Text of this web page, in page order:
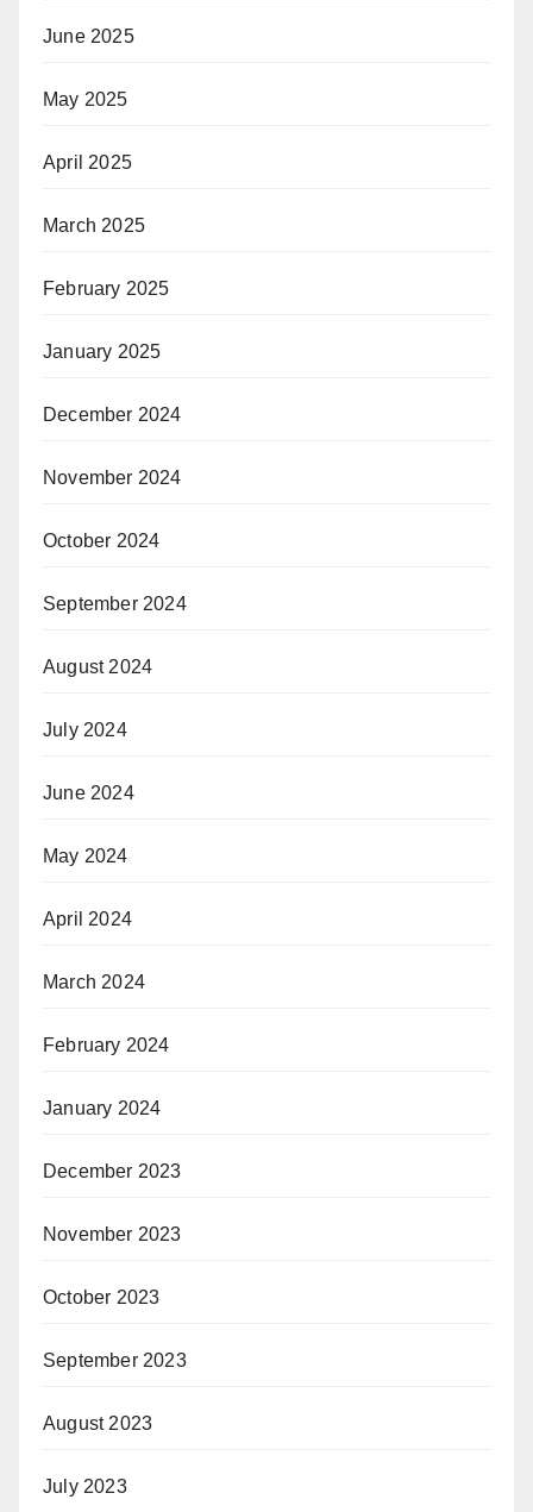
June 2025
May 2025
April 2025
March 2025
February 2025
January 2025
December 2024
November 2024
October 2024
September 2024
August 2024
July 2024
June 2024
May 2024
April 2024
March 2024
February 2024
January 2024
December 2023
November 2023
October 2023
September 2023
August 2023
July 2023